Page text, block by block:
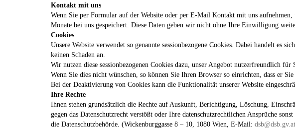
Kontakt mit uns
Wenn Sie per Formular auf der Website oder per E-Mail Kontakt mit uns
Monate bei uns gespeichert. Diese Daten geben wir nicht ohne Ihre Einwilligung
Cookies
Unsere Website verwendet so genannte sessionbezogene Cookies. Dabei handelt
keinen Schaden an.
Wir nutzen diese sessionbezogenen Cookies dazu, unser Angebot nutzerfreundlich
Wenn Sie dies nicht wünschen, so können Sie Ihren Browser so einrichten, dass er
Bei der Deaktivierung von Cookies kann die Funktionalität unserer Website
Ihre Rechte
Ihnen stehen grundsätzlich die Rechte auf Auskunft, Berichtigung, Löschung,
gegen das Datenschutzrecht verstößt oder Ihre datenschutzrechtlichen Ansprüche
die Datenschutzbehörde. (Wickenburggasse 8 – 10, 1080 Wien, E-Mail: dsb@dsb.gv.at